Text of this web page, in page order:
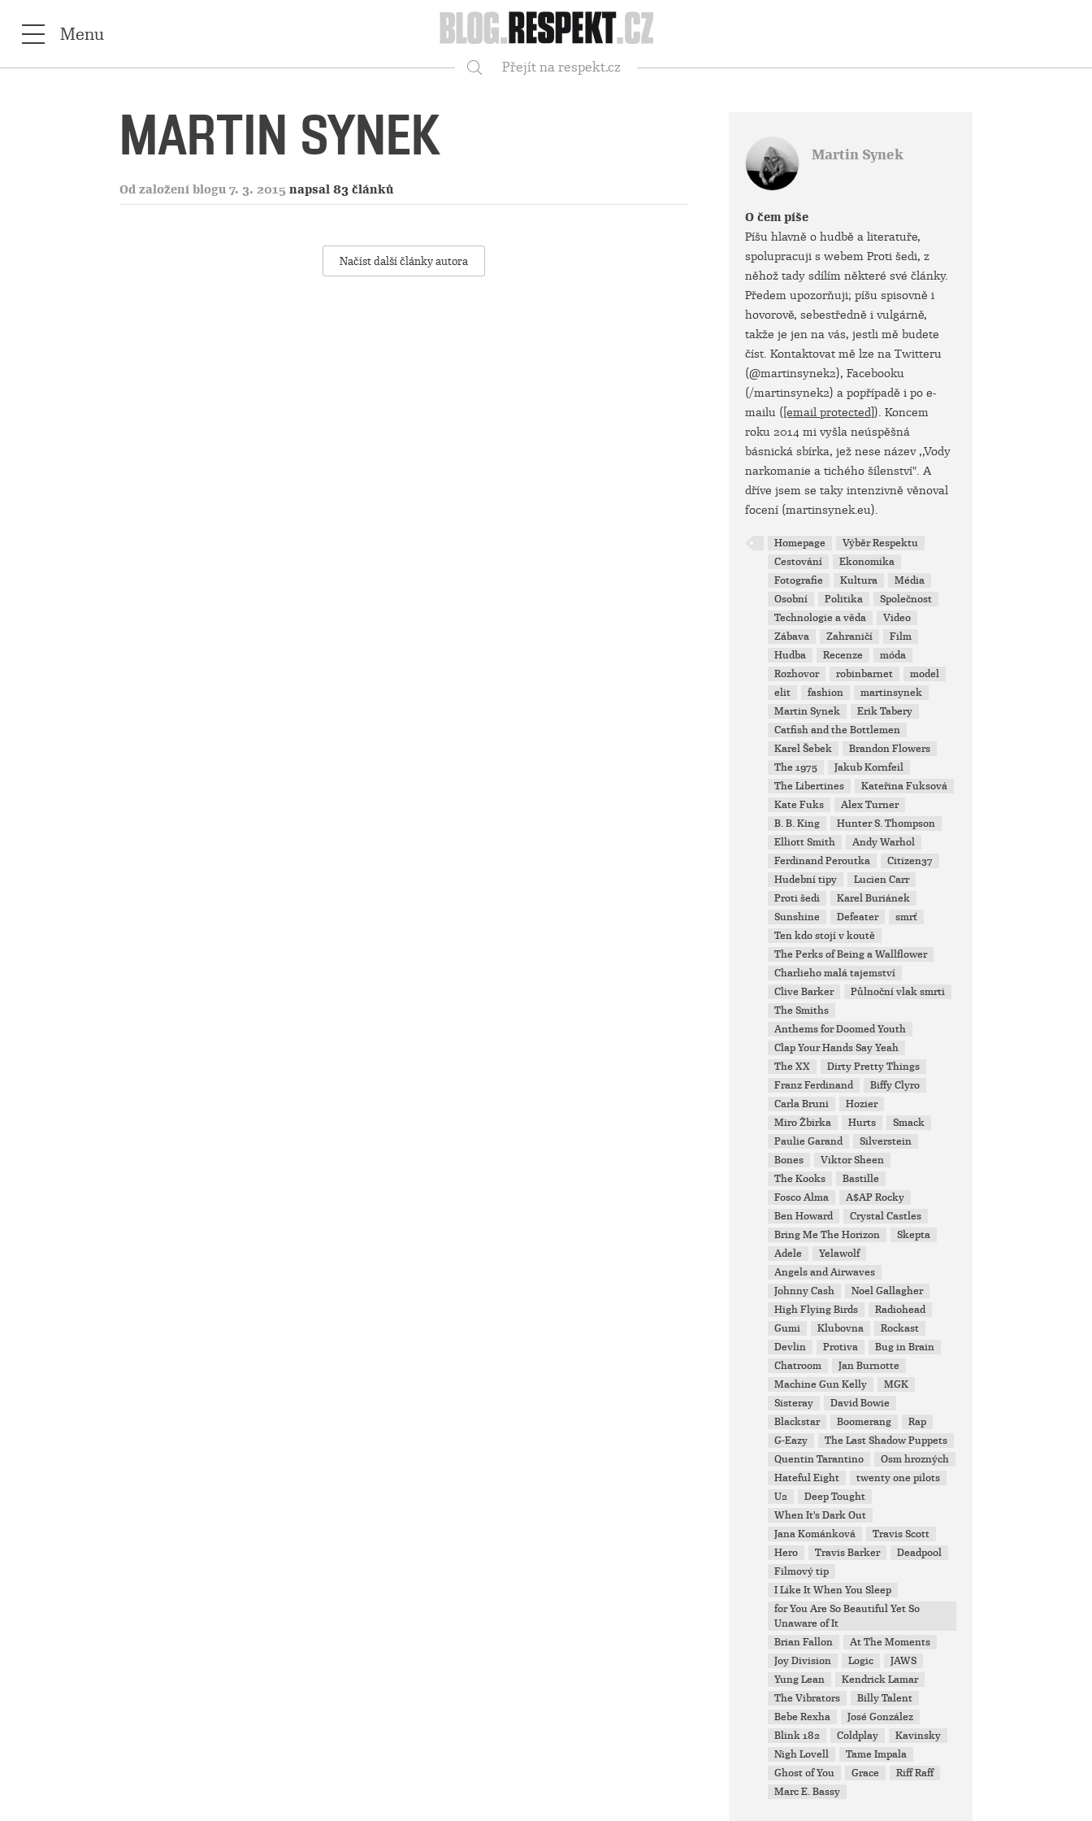
Respekt
Menu
Přejít na respekt.cz
MARTIN SYNEK
Od založení blogu 7. 3. 2015 napsal 83 článků
Načíst další články autora
Martin Synek
O čem píše
Píšu hlavně o hudbě a literatuře,
spolupracuji s webem Proti šedi, z
něhož tady sdílím některé své články.
Předem upozorňuji; píšu spisovně i
hovorově, sebestředně i vulgárně,
takže je jen na vás, jestli mě budete
číst. Kontaktovat mě lze na Twitteru
(@martinsynek2), Facebooku
(/martinsynek2) a popřípadě i po e-
mailu ([email protected]). Koncem
roku 2014 mi vyšla neúspěšná
básnická sbírka, jež nese název ,,Vody
narkomanie a tichého šílenství". A
dříve jsem se taky intenzivně věnoval
focení (martinsynek.eu).
Homepage
Výběr Respektu
Cestování
Ekonomika
Fotografie
Kultura
Média
Osobní
Politika
Společnost
Technologie a věda
Video
Zábava
Zahraničí
Film
Hudba
Recenze
móda
Rozhovor
robinbarnet
model
elit
fashion
martinsynek
Martin Synek
Erik Tabery
Catfish and the Bottlemen
Karel Šebek
Brandon Flowers
The 1975
Jakub Kornfeil
The Libertines
Kateřina Fuksová
Kate Fuks
Alex Turner
B. B. King
Hunter S. Thompson
Elliott Smith
Andy Warhol
Ferdinand Peroutka
Citizen37
Hudební tipy
Lucien Carr
Proti šedi
Karel Buriánek
Sunshine
Defeater
smrť
Ten kdo stojí v koutě
The Perks of Being a Wallflower
Charlieho malá tajemství
Clive Barker
Půlnoční vlak smrti
The Smiths
Anthems for Doomed Youth
Clap Your Hands Say Yeah
The XX
Dirty Pretty Things
Franz Ferdinand
Biffy Clyro
Carla Bruni
Hozier
Miro Žbirka
Hurts
Smack
Paulie Garand
Silverstein
Bones
Viktor Sheen
The Kooks
Bastille
Fosco Alma
A$AP Rocky
Ben Howard
Crystal Castles
Bring Me The Horizon
Skepta
Adele
Yelawolf
Angels and Airwaves
Johnny Cash
Noel Gallagher
High Flying Birds
Radiohead
Gumi
Klubovna
Rockast
Devlin
Protiva
Bug in Brain
Chatroom
Jan Burnotte
Machine Gun Kelly
MGK
Sisteray
David Bowie
Blackstar
Boomerang
Rap
G-Eazy
The Last Shadow Puppets
Quentin Tarantino
Osm hrozných
Hateful Eight
twenty one pilots
U2
Deep Tought
When It's Dark Out
Jana Kománková
Travis Scott
Hero
Travis Barker
Deadpool
Filmový tip
I Like It When You Sleep
for You Are So Beautiful Yet So
Unaware of It
Brian Fallon
At The Moments
Joy Division
Logic
JAWS
Yung Lean
Kendrick Lamar
The Vibrators
Billy Talent
Bebe Rexha
José González
Blink 182
Coldplay
Kavinsky
Nigh Lovell
Tame Impala
Ghost of You
Grace
Riff Raff
Marc E. Bassy